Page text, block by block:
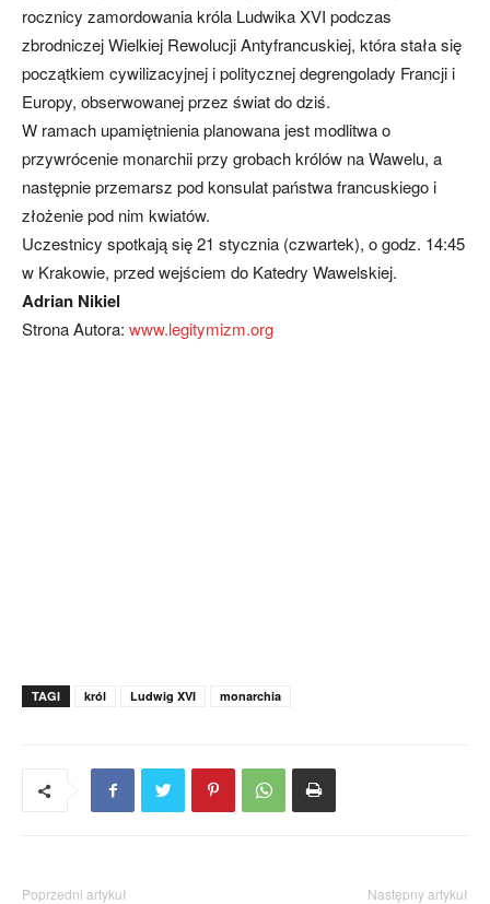
rocznicy zamordowania króla Ludwika XVI podczas
zbrodniczej Wielkiej Rewolucji Antyfrancuskiej, która stała się
początkiem cywilizacyjnej i politycznej degrengolady Francji i
Europy, obserwowanej przez świat do dziś.
W ramach upamiętnienia planowana jest modlitwa o
przywrócenie monarchii przy grobach królów na Wawelu, a
następnie przemarsz pod konsulat państwa francuskiego i
złożenie pod nim kwiatów.
Uczestnicy spotkają się 21 stycznia (czwartek), o godz. 14:45
w Krakowie, przed wejściem do Katedry Wawelskiej.
Adrian Nikiel
Strona Autora: www.legitymizm.org
TAGI król Ludwig XVI monarchia
Poprzedni artykuł Następny artykuł